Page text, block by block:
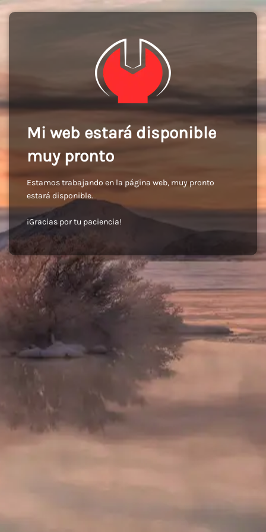
Mi web estará disponible
muy pronto
Estamos trabajando en la página web, muy pronto
estará disponible.
¡Gracias por tu paciencia!